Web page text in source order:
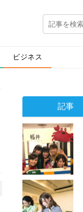
ビジネス
記事